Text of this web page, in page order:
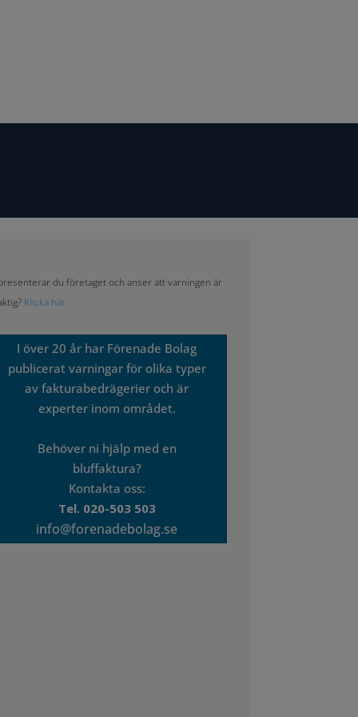
du företaget och anser att varningen är
Klicka här
I över 20 år har Förenade Bolag
publicerat varningar för olika typer
av fakturabedrägerier och är
experter inom området.
Behöver ni hjälp med en
bluffaktura?
Kontakta oss:
Tel. 020-503 503
info@forenadebolag.se